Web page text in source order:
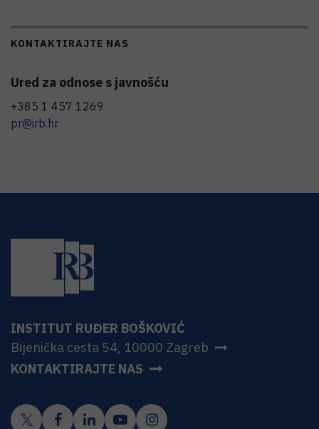
KONTAKTIRAJTE NAS
Ured za odnose s javnošću
+385 1 457 1269
pr@irb.hr
INSTITUT RUĐER BOŠKOVIĆ
Bijenička cesta 54, 10000 Zagreb
KONTAKTIRAJTE NAS